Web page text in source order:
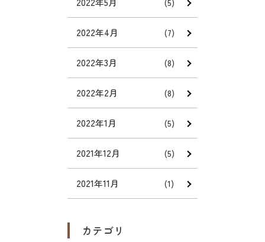
(5)
2022年4月 (7)
2022年3月 (8)
2022年2月 (8)
2022年1月 (5)
2021年12月 (5)
2021年11月 (1)
カテゴリ